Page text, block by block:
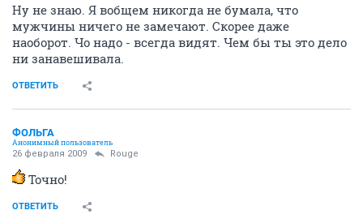
Ну не знаю. Я вобщем никогда не бумала, что
мужчины ничего не замечают. Скорее даже
наоборот. Чо надо - всегда видят. Чем бы ты это дело
ни занавешивала.
ОТВЕТИТЬ
ФОЛЬГА
Анонимный пользователь
26 февраля 2009 Rouge
Точно!
ОТВЕТИТЬ